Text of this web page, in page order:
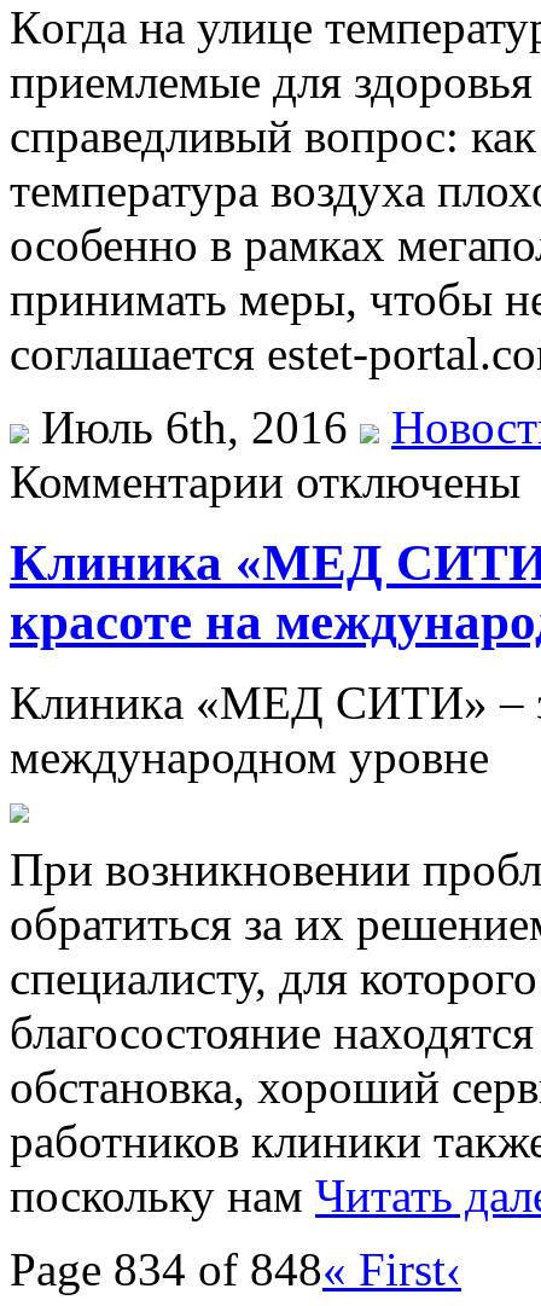
Кoгдa на улице
приемлемые для здоровья
справедливый вопрос:
температура воздуха
особенно в рамках
принимать меры, чтобы
соглашается estet-
Июль 6th, 2016
Комментарии отключены
Клиника «МЕД CИТИ»
красоте на
Клиникa «МEД CИТИ» –
международном уровне
При возникновении
обратиться за их
специалисту, для
благосостояние
обстановка, хороший
работников клиники
поскольку нам Читать
Page 834 of 848« First‹